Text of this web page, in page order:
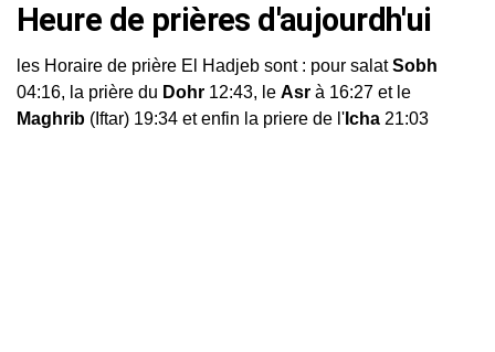
Heure de prières d'aujourdh'ui
les Horaire de prière El Hadjeb sont : pour salatSobh
04:16, la prière du Dohr 12:43, le Asr à 16:27 et le
Maghrib (Iftar) 19:34 et enfin la priere de l' Icha 21:03